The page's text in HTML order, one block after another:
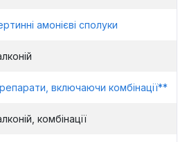
амонієві сполуки
включаючи комбінації**
комбінації